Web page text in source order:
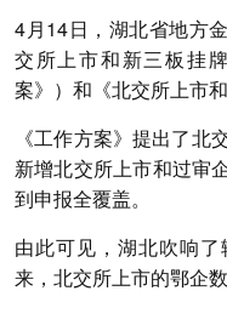
4月14日，湖北省地方
交所上市和新三板挂
案》）和《北交所上市
《工作方案》提出了北
新增北交所上市和过审
到申报全覆盖。
由此可见，湖北吹响
来，北交所上市的鄂企